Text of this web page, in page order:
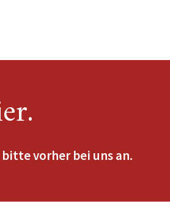
vorher bei uns an.